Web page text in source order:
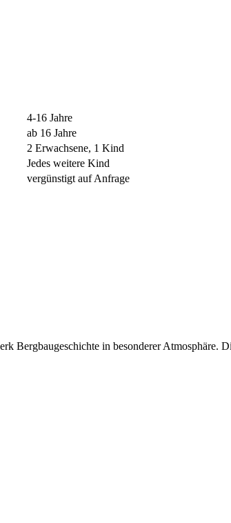
4-16 Jahre
ab 16 Jahre
2 Erwachsene, 1 Kind
Jedes weitere Kind
vergünstigt auf Anfrage
Bergbaugeschichte in besonderer Atmosphäre.